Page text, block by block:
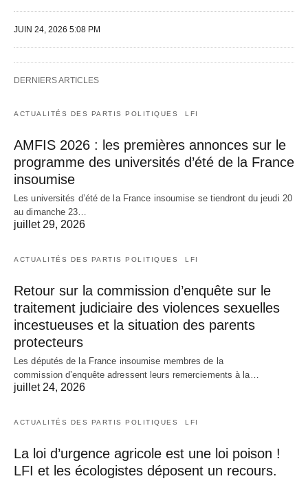
JUIN 24, 2026 5:08 PM
DERNIERS ARTICLES
ACTUALITÉS DES PARTIS POLITIQUES LFI
AMFIS 2026 : les premières annonces sur le
programme des universités d’été de la France
insoumise
Les universités d’été de la France insoumise se tiendront du jeudi 20
au dimanche 23…
juillet 29, 2026
ACTUALITÉS DES PARTIS POLITIQUES LFI
Retour sur la commission d’enquête sur le
traitement judiciaire des violences sexuelles
incestueuses et la situation des parents
protecteurs
Les députés de la France insoumise membres de la
commission d’enquête adressent leurs remerciements à la…
juillet 24, 2026
ACTUALITÉS DES PARTIS POLITIQUES LFI
La loi d’urgence agricole est une loi poison !
LFI et les écologistes déposent un recours.